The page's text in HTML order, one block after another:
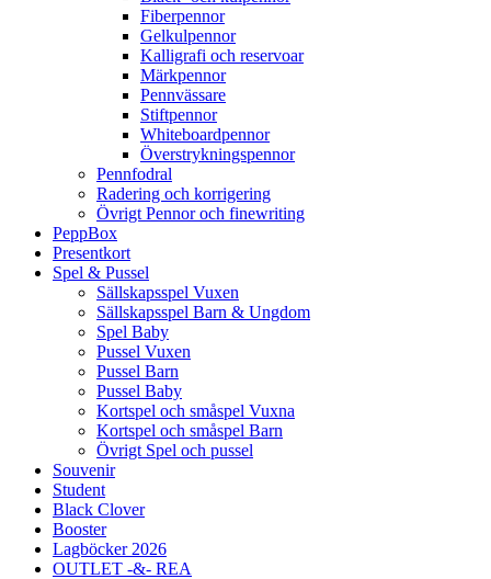
Fiberpennor
Gelkulpennor
Kalligrafi och reservoar
Märkpennor
Pennvässare
Stiftpennor
Whiteboardpennor
Överstrykningspennor
Pennfodral
Radering och korrigering
Övrigt Pennor och finewriting
PeppBox
Presentkort
Spel & Pussel
Sällskapsspel Vuxen
Sällskapsspel Barn & Ungdom
Spel Baby
Pussel Vuxen
Pussel Barn
Pussel Baby
Kortspel och småspel Vuxna
Kortspel och småspel Barn
Övrigt Spel och pussel
Souvenir
Student
Black Clover
Booster
Lagböcker 2026
OUTLET -&- REA